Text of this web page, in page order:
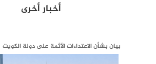
أخبار أخرى
بيان بشأن الاعتداءات الآثمة على دولة الكويت